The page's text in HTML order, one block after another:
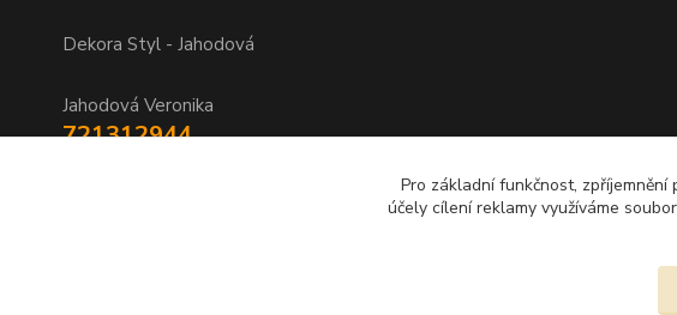
Dekora Styl - Jahodová
Jahodová Veronika
721312944
Pro základní funkčnost,
účely cílení reklamy využíváme